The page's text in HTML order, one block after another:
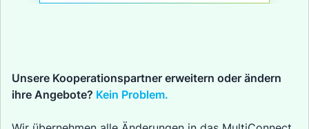
Unsere Kooperationspartner erweitern oder ändern
ihre Angebote? Kein Problem.